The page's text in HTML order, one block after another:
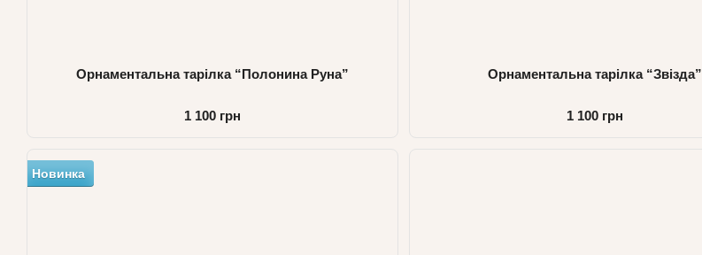
Орнаментальна тарілка “Полонина Руна”
1 100 грн
Орнаментальна тарілка “Звізда”
1 100 грн
Новинка